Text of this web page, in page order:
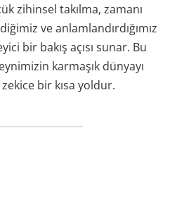
zihinsel takılma, zamanı
ve anlamlandırdığımız
bir bakış açısı sunar. Bu
karmaşık dünyayı
bir kısa yoldur.